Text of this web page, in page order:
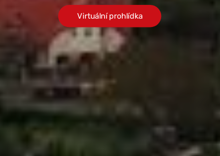
Virtuální prohlídka